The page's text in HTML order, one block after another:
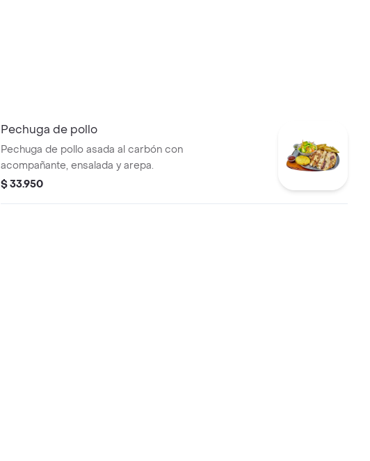
Pechuga de pollo
Pechuga de pollo asada al carbón con
acompañante, ensalada y arepa.
$ 33.950